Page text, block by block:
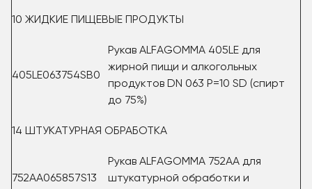
10 ЖИДКИЕ ПИЩЕВЫЕ ПРОДУКТЫ
405LE063754SB0
Рукав ALFAGOMMA 405LE для
жирной пищи и алкогольных
продуктов DN 063 P=10 SD (спирт
до 75%)
14 ШТУКАТУРНАЯ ОБРАБОТКА
752AA065857S13
Рукав ALFAGOMMA 752AA для
штукатурной обработки и